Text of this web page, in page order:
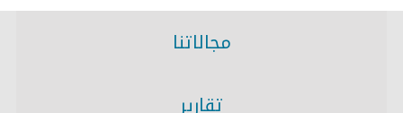
مجالاتنا
تقارير